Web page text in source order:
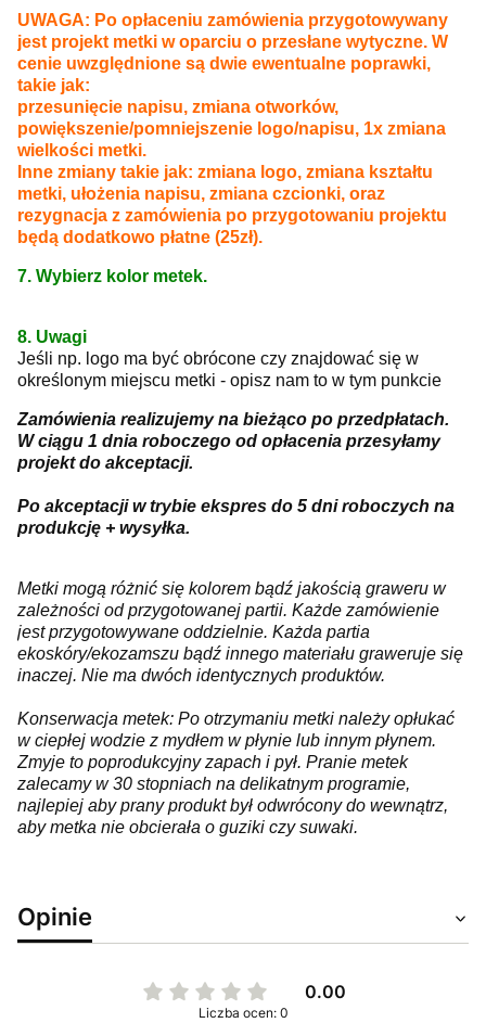
UWAGA: Po opłaceniu zamówienia przygotowywany
jest projekt metki w oparciu o przesłane wytyczne. W
cenie uwzględnione są dwie ewentualne poprawki,
takie jak:
przesunięcie napisu, zmiana otworków,
powiększenie/pomniejszenie logo/napisu, 1x zmiana
wielkości metki.
Inne zmiany takie jak: zmiana logo, zmiana kształtu
metki, ułożenia napisu, zmiana czcionki, oraz
rezygnacja z zamówienia po przygotowaniu projektu
będą dodatkowo płatne (25zł).
7. Wybierz kolor metek.
8. Uwagi
Jeśli np. logo ma być obrócone czy znajdować się w
określonym miejscu metki - opisz nam to w tym punkcie
Zamówienia realizujemy na bieżąco po przedpłatach.
W ciągu 1 dnia roboczego od opłacenia przesyłamy
projekt do akceptacji.
Po akceptacji w trybie ekspres do 5 dni roboczych na
produkcję + wysyłka.
Metki mogą różnić się kolorem bądź jakością graweru w
zależności od przygotowanej partii. Każde zamówienie
jest przygotowywane oddzielnie. Każda partia
ekoskóry/ekozamszu bądź innego materiału graweruje się
inaczej. Nie ma dwóch identycznych produktów.
Konserwacja metek: Po otrzymaniu metki należy opłukać
w ciepłej wodzie z mydłem w płynie lub innym płynem.
Zmyje to poprodukcyjny zapach i pył. Pranie metek
zalecamy w 30 stopniach na delikatnym programie,
najlepiej aby prany produkt był odwrócony do wewnątrz,
aby metka nie obcierała o guziki czy suwaki.
Opinie
0.00
Liczba ocen: 0